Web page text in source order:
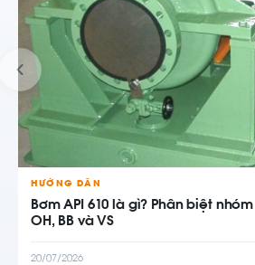
HƯỚNG DẪN
Bơm API 610 là gì? Phân biệt nhóm
OH, BB và VS
20/07/2026